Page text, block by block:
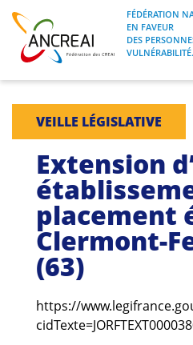
Skip
content
ANCREAI
FAVEUR
FÉDÉRATION
EN FAVEUR
DES
VULNÉRABILITÉ.
À propos
Journées nationales
Formations
Projets Fédéraux
Espace emploi
VEILLE LÉGISLATIVE
Extension
placement
Clermont-
(63)
https://